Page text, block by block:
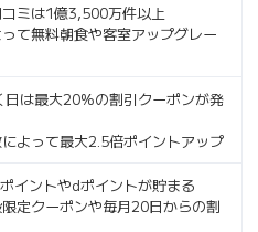
ミは1億3,500万件以上
て無料朝食や客室アップグレー
日は最大20%の割引クーポンが発
よって最大2.5倍ポイントアップ
イントやdポイントが貯まる
定クーポンや毎月20日からの割